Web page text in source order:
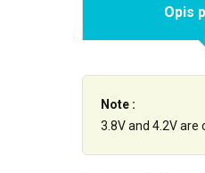
Opis
Note :
3.8V and 4.2V are